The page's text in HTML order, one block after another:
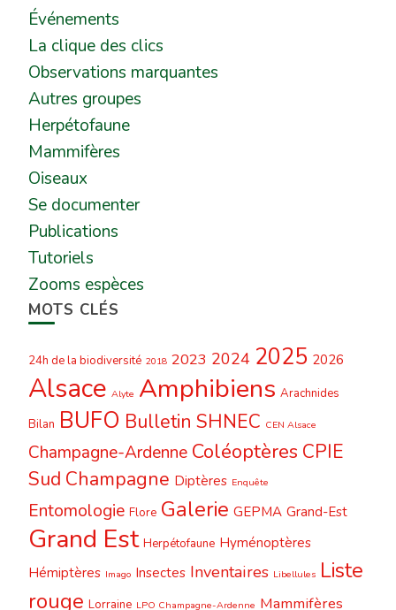
Événements
La clique des clics
Observations marquantes
Autres groupes
Herpétofaune
Mammifères
Oiseaux
Se documenter
Publications
Tutoriels
Zooms espèces
MOTS CLÉS
24h de la biodiversité 2018 2023 2024 2025 2026
Alsace Alyte Amphibiens Arachnides
Bilan BUFO Bulletin SHNEC CEN Alsace
Champagne-Ardenne Coléoptères CPIE
Sud Champagne Diptères Enquête
Entomologie Flore Galerie GEPMA Grand-Est
Grand Est Herpétofaune Hyménoptères
Hémiptères Imago Insectes Inventaires Libellules Liste
rouge Lorraine LPO Champagne-Ardenne Mammifères